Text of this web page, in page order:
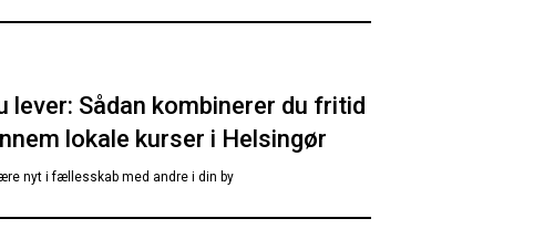
lever: Sådan kombinerer du fritid
lokale kurser i Helsingør
nyt i fællesskab med andre i din by